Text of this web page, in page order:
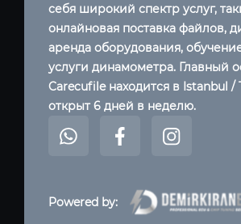
себя широкий спектр услуг,
онлайновая поставка файлов,
аренда оборудования,
услуги динамометра. Главный
Carecufile находится в Istanbul /
открыт 6 дней в неделю.
Powered by: